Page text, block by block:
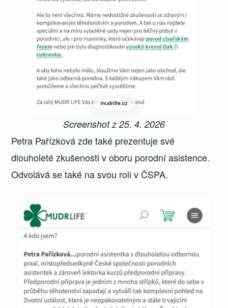
Screenshot z 25. 4. 2026
Petra Pařízková zde také prezentuje své
dlouholeté zkušenosti v oboru porodní asistence.
Odvolává se také na svou roli v ČSPA.